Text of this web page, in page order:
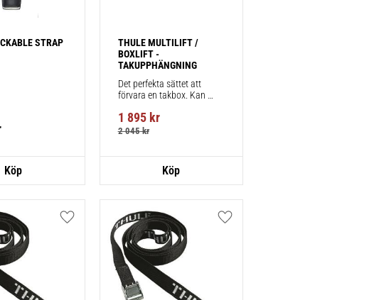
STRAP
THULE MULTILIFT /
BOXLIFT -
TAKUPPHÄNGNING
Det perfekta sättet att
förvara en takbox. Kan
och surfbrädor.
1 895kr
2 045kr
Lägg till i favoriter Lägg till i favoriter